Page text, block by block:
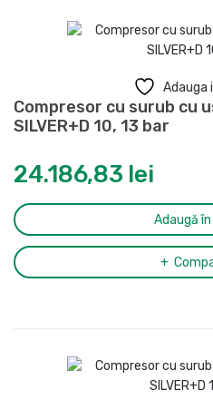
Adauga
Compresor cu surub cu
SILVER+D 10, 13 bar
24.186,83 lei
Adaugă